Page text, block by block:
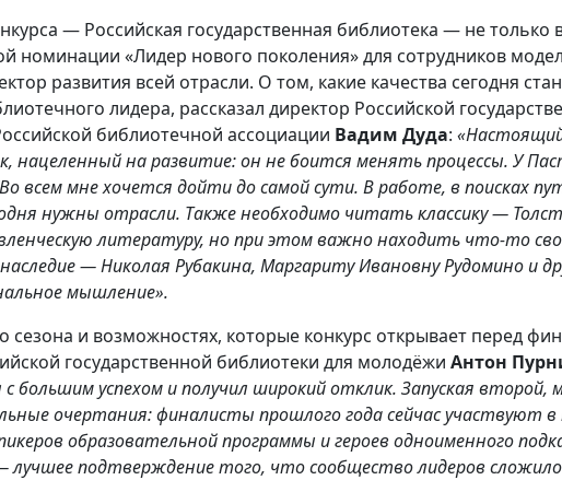
— Российская государственная библиотека — не только
номинации «Лидер нового поколения» для сотрудников
развития всей отрасли. О том, какие качества сегодня
лидера, рассказал директор Российской
библиотечной ассоциации Вадим Дуда:
нацеленный на развитие: он не боится менять процессы. У
всем мне хочется дойти до самой сути. В работе, в поисках
нужны отрасли. Также необходимо читать классику —
литературу, но при этом важно находить что-то
— Николая Рубакина, Маргариту Ивановну Рудомино и
мышление».
сезона и возможностях, которые конкурс открывает перед
государственной библиотеки для молодёжи Антон
большим успехом и получил широкий отклик. Запуская второй,
очертания: финалисты прошлого года сейчас участвуют в
образовательной программы и героев одноименного
лучшее подтверждение того, что сообщество лидеров